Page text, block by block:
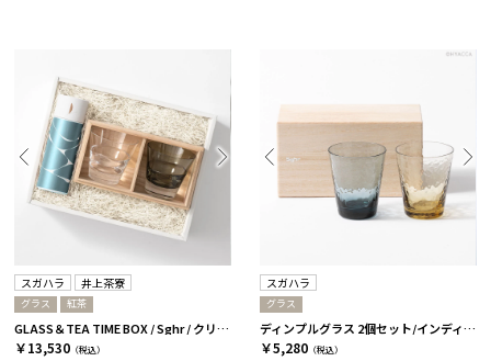
スガハラ 井上茶寮
グラス 紅茶
GLASS＆TEA TIME BOX / Sghr / クリアー＆カーボンブラック
￥13,530 （税込）
スガハラ
グラス
ディンプルグラス 2個セット/インディゴ＆タン［スガハラ］
￥5,280 （税込）